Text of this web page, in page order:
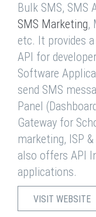
Bulk SMS, SMS
SMS Marketing,
etc. It provides
API for
Software
send SMS
Panel
Gateway for
marketing, ISP
also offers API
applications.
VISIT WEBSITE